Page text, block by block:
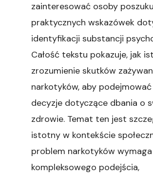
zainteresować osoby
praktycznych wskazówek
identyfikacji substancji
Całość tekstu pokazuje, jak
zrozumienie skutków
narkotyków, aby
decyzje dotyczące dbania o
zdrowie. Temat ten jest
istotny w kontekście
problem narkotyków wymaga
kompleksowego podejścia,